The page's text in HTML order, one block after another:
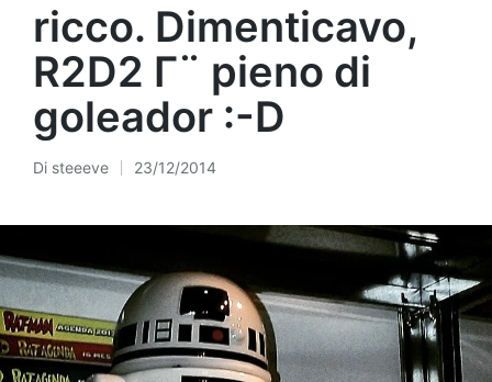
ricco. Dimenticavo,
R2D2 Γ¨ pieno di
goleador :-D
Pubblicato
Di steeeve 23/12/2014